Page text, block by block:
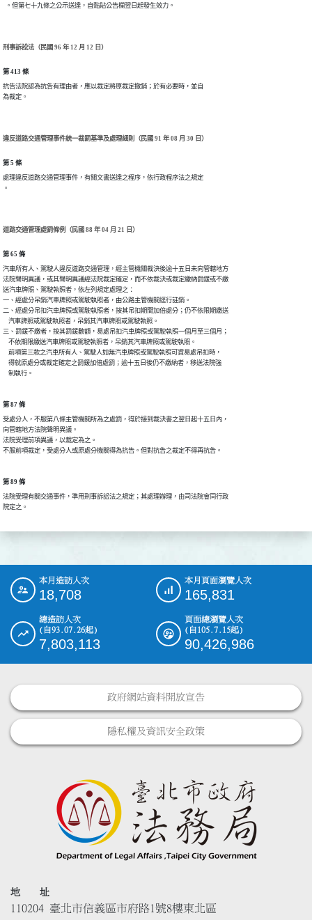
刑事訴訟法（民國 96 年 12 月 12 日）
第 413 條
抗告法院認為抗告有理由者，應以裁定將原裁定撤銷；於有必要時，並自
為裁定。
違反道路交通管理事件統一裁罰基準及處理細則（民國 91 年 08 月 30 日）
第 5 條
處理違反道路交通管理事件，有關文書送達之程序，依行政程序法之規定
道路交通管理處罰條例（民國 88 年 04 月 21 日）
第 65 條
汽車所有人、駕駛人違反道路交通管理，經主管機關裁決後逾十五日未向管轄地方
法院聲明異議，或其聲明異議經法院裁定確定，而不依裁決或裁定繳納罰鍰或不繳
送汽車牌照、駕駛執照者，依左列規定處理之：
一、經處分吊銷汽車牌照或駕駛執照者，由公路主管機關逕行註銷。
二、經處分吊扣汽車牌照或駕駛執照者，按其吊扣期間加倍處分；仍不依限期繳送
    汽車牌照或駕駛執照者，吊銷其汽車牌照或駕駛執照。
三、罰鍰不繳者，按其罰鍰數額，易處吊扣汽車牌照或駕駛執照一個月至三個月；
    不依期限繳送汽車牌照或駕駛執照者，吊銷其汽車牌照或駕駛執照。
    前項第三款之汽車所有人、駕駛人如無汽車牌照或駕駛執照可資易處吊扣時，
    得就原處分或裁定確定之罰鍰加倍處罰；逾十五日後仍不繳納者，移送法院強
第 87 條
受處分人，不服第八條主管機關所為之處罰，得於接到裁決書之翌日起十五日內，
向管轄地方法院聲明異議。
法院受理前項異議，以裁定為之。
第 89 條
法院受理有關交通事件，準用刑事訴訟法之規定；其處理辦理，由司法院會同行政
::: 本月造訪人次
18,708
本月頁面瀏覽人次
165,831
總造訪人次
(自93.07.26起)
7,803,113
頁面總瀏覽人次
(自105.7.15起)
90,426,986
政府網站資料開放宣告
隱私權及資訊安全政策
地 址
110204 臺北市信義區市府路1號8樓東北區